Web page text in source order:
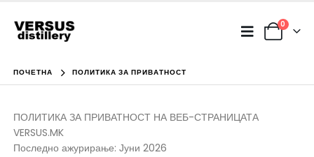
0
ПОЧЕТНА ПОЛИТИКА ЗА ПРИВАТНОСТ
ПОЛИТИКА ЗА ПРИВАТНОСТ НА ВЕБ-СТРАНИЦАТА
VERSUS.MK
Последно ажурирање: Јуни 2026